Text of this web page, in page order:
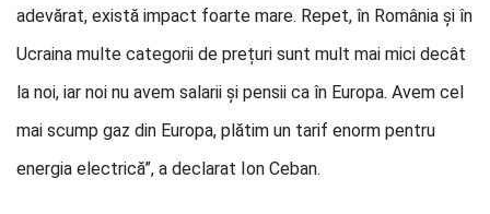
adevărat, există impact foarte mare. Repet, în România și în
Ucraina multe categorii de prețuri sunt mult mai mici decât
la noi, iar noi nu avem salarii și pensii ca în Europa. Avem cel
mai scump gaz din Europa, plătim un tarif enorm pentru
energia electrică”, a declarat Ion Ceban.